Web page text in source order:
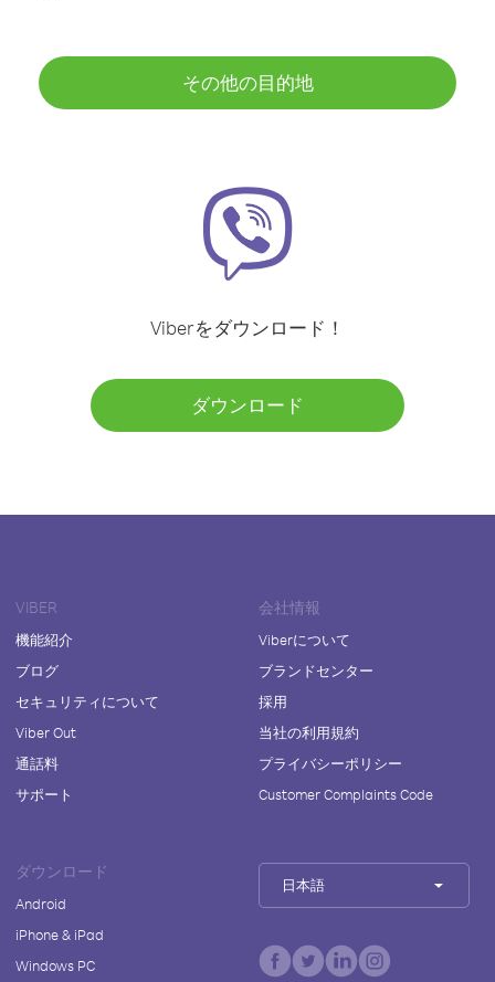
その他の目的地
Viberをダウンロード！
ダウンロード
VIBER
機能紹介
ブログ
セキュリティについて
Viber Out
通話料
サポート
会社情報
Viberについて
ブランドセンター
採用
当社の利用規約
プライバシーポリシー
Customer Complaints Code
ダウンロード
Android
iPhone & iPad
Windows PC
日本語